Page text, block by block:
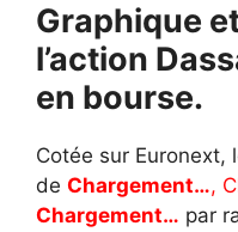
Graphique
l’action
en bourse.
Cotée sur Euronext,
de Chargement…,
Chargement… par